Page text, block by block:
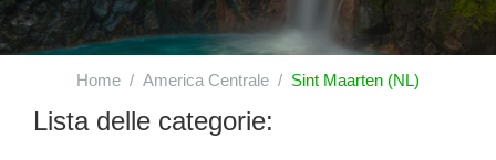
Home America Centrale Sint Maarten (NL)
Lista delle categorie: